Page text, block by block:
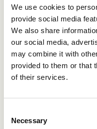
We use cookies to
provide social media
We also share
our social media,
may combine it with
provided to them or that
of their services.
Selection
Necessary
Skala upp med